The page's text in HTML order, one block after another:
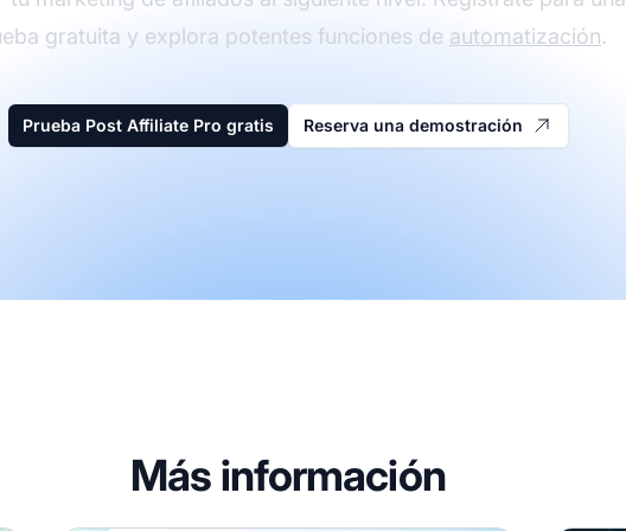
gratuita y explora potentes funciones de automatización.
Prueba Post Affiliate Pro gratis Reserva una demostración
Más información